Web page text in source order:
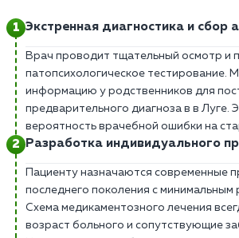
Экстренная диагностика и сбор
Врач проводит тщательный осмотр и
патопсихологическое тестирование.
информацию у родственников для
предварительного диагноза в в Луге.
вероятность врачебной ошибки на
Разработка индивидуального
Пациенту назначаются современные
последнего поколения с минимальным
Схема медикаментозного лечения
возраст больного и сопутствующие